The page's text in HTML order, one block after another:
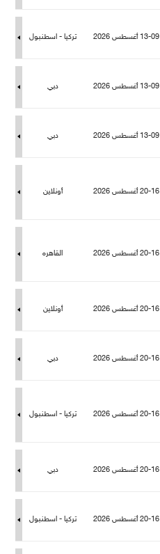
13-09 أغسطس 2026 تركيا - اسطنبو
13-09 أغسطس 2026 دبي
13-09 أغسطس 2026 دبي
20-16 أغسطس 2026 أونلاين
20-16 أغسطس 2026 القاهره
20-16 أغسطس 2026 أونلاين
20-16 أغسطس 2026 دبي
20-16 أغسطس 2026 تركيا - اسطنبو
20-16 أغسطس 2026 دبي
20-16 أغسطس 2026 تركيا - اسطنبو